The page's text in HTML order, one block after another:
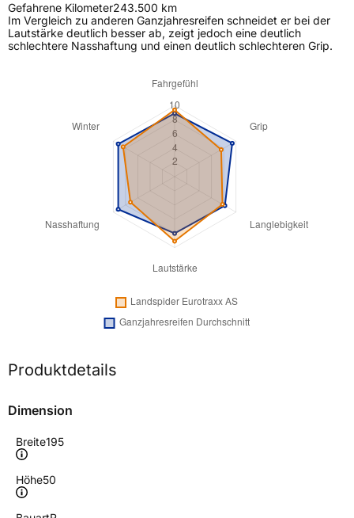
Gefahrene Kilometer243.500 km
Im Vergleich zu anderen Ganzjahresreifen schneidet er bei der
Lautstärke deutlich besser ab, zeigt jedoch eine deutlich
schlechtere Nasshaftung und einen deutlich schlechteren Grip.
Produktdetails
Dimension
Breite195
Höhe50